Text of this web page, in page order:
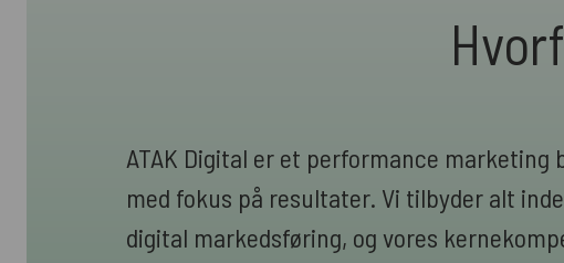
ATAK Digital er et performance marketing
med fokus på resultater. Vi tilbyder alt
digital markedsføring, og vores